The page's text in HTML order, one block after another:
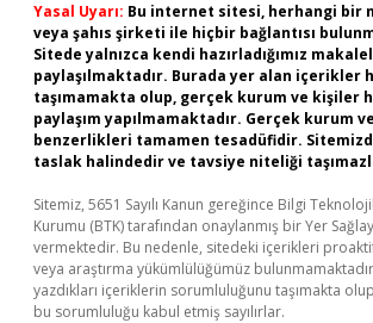
Yasal Uyarı: Bu internet sitesi, herhangi bir
veya şahıs şirketi ile hiçbir bağlantısı
Sitede yalnızca kendi hazırladığımız
paylaşılmaktadır. Burada yer alan içerikler
taşımamakta olup, gerçek kurum ve kişiler
paylaşım yapılmamaktadır. Gerçek kurum
benzerlikleri tamamen tesadüfidir.
taslak halindedir ve tavsiye niteliği
Sitemiz, 5651 Sayılı Kanun gereğince Bilgi
Kurumu (BTK) tarafından onaylanmış bir Yer
vermektedir. Bu nedenle, sitedeki içerikleri
veya araştırma yükümlülüğümüz
yazdıkları içeriklerin sorumluluğunu taşımakta
bu sorumluluğu kabul etmiş sayılırlar.